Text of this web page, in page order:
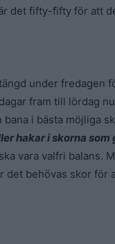
det fifty-fifty för att
under fredagen
fram till lördag
i bästa möjliga
hakar i skorna som
vara valfri balans.
det behövas skor för